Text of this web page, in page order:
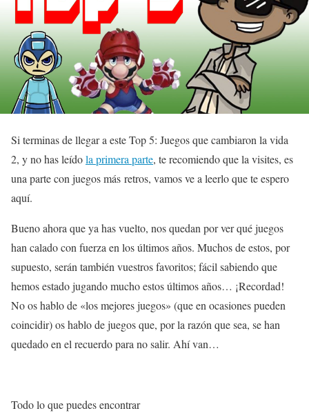
Si terminas de llegar a este Top 5: Juegos que cambiaron la vida
2, y no has leídola primera parte, te recomiendo que la visites, es
una parte con juegos más retros, vamos ve a leerlo que te espero
aquí.
Bueno ahora que ya has vuelto, nos quedan por ver qué juegos
han calado con fuerza en los últimos años. Muchos de estos, por
supuesto, serán también vuestros favoritos; fácil sabiendo que
hemos estado jugando mucho estos últimos años… ¡Recordad!
No os hablo de «los mejores juegos» (que en ocasiones pueden
coincidir) os hablo de juegos que, por la razón que sea, se han
quedado en el recuerdo para no salir. Ahí van…
Todo lo que puedes encontrar